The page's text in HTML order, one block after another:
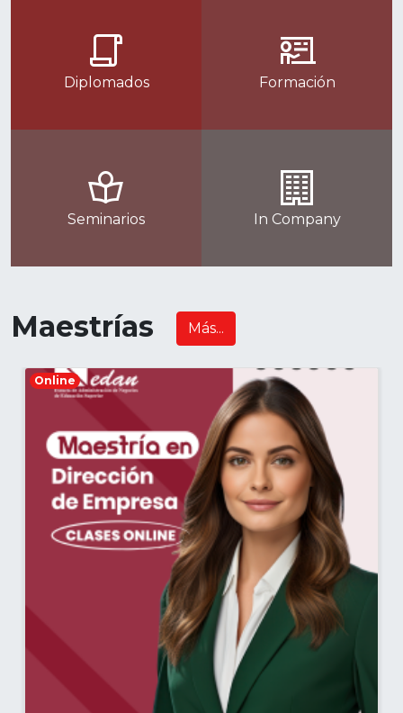
Diplomados Formación
Seminarios In Company
Maestrías Más...
Online